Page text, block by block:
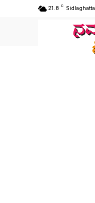
21.8 C Sidlaghatta